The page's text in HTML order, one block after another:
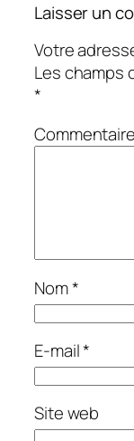
Laisser un
Votre
Les champs
*
Commentaire
Nom*
E-mail*
Site web